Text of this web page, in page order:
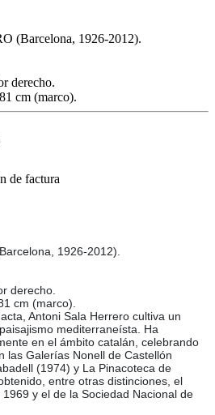
(Barcelona, 1926-2012).
derecho.
cm (marco).
de factura
1926-2012).
derecho.
cm (marco).
Antoni Sala Herrero cultiva un
mediterraneísta. Ha
en el ámbito catalán, celebrando
las Galerías Nonell de Castellón
(1974) y La Pinacoteca de
entre otras distinciones, el
y el de la Sociedad Nacional de